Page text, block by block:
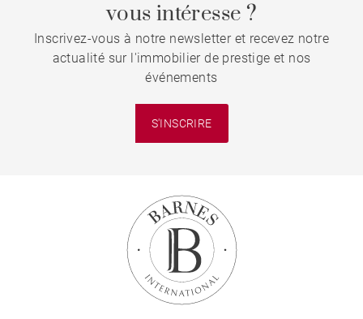
vous intéresse ?
Inscrivez-vous à notre newsletter et recevez notre
actualité sur l'immobilier de prestige et nos
événements
S'INSCRIRE